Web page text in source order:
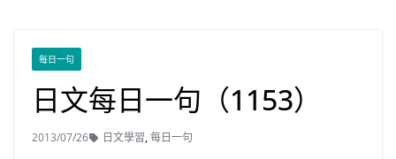
每日一句
日文每日一句（1153）
2013/07/26 日文學習,每日一句